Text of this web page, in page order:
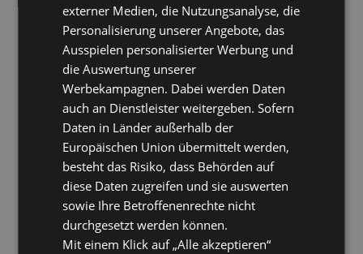
externer Medien, die Nutzungsanalyse, die
Personalisierung unserer Angebote, das
Ausspielen personalisierter Werbung und
die Auswertung unserer
Werbekampagnen. Dabei werden Daten
auch an Dienstleister weitergeben. Sofern
Daten in Länder außerhalb der
Europäischen Union übermittelt werden,
besteht das Risiko, dass Behörden auf
diese Daten zugreifen und sie auswerten
sowie Ihre Betroffenenrechte nicht
durchgesetzt werden können.
Mit einem Klick auf „Alle akzeptieren“